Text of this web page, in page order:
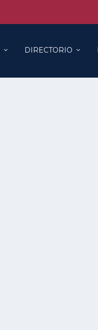
DIRECTORIO